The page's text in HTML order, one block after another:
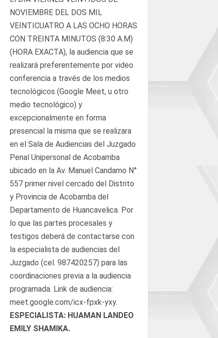
NOVIEMBRE DEL DOS MIL
VEINTICUATRO A LAS OCHO HORAS
CON TREINTA MINUTOS (8:30 A.M)
(HORA EXACTA), la audiencia que se
realizará preferentemente por video
conferencia a través de los medios
tecnológicos (Google Meet, u otro
medio tecnológico) y
excepcionalmente en forma
presencial la misma que se realizara
en el Sala de Audiencias del Juzgado
Penal Unipersonal de Acobamba
ubicado en la Av. Manuel Candamo N°
557 primer nivel cercado del Distrito
y Provincia de Acobamba del
Departamento de Huancavelica. Por
lo que las partes procesales y
testigos deberá de contactarse con
la especialista de audiencias del
Juzgado (cel. 987420257) para las
coordinaciones previa a la audiencia
programada. Link de audiencia:
meet.google.com/icx-fpxk-yxy.
ESPECIALISTA: HUAMAN LANDEO
EMILY SHAMIKA.